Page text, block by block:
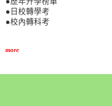
●日校轉學考
●校內轉科考
more